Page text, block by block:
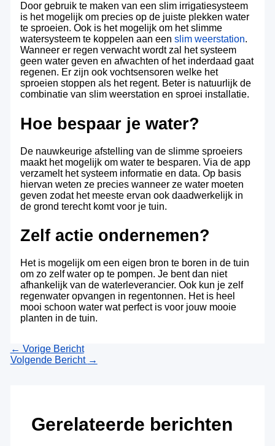
Door gebruik te maken van een slim irrigatiesysteem
is het mogelijk om precies op de juiste plekken water
te sproeien. Ook is het mogelijk om het slimme
watersysteem te koppelen aan een slim weerstation.
Wanneer er regen verwacht wordt zal het systeem
geen water geven en afwachten of het inderdaad gaat
regenen. Er zijn ook vochtsensoren welke het
sproeien stoppen als het regent. Beter is natuurlijk de
combinatie van slim weerstation en sproei installatie.
Hoe bespaar je water?
De nauwkeurige afstelling van de slimme sproeiers
maakt het mogelijk om water te besparen. Via de app
verzamelt het systeem informatie en data. Op basis
hiervan weten ze precies wanneer ze water moeten
geven zodat het meeste ervan ook daadwerkelijk in
de grond terecht komt voor je tuin.
Zelf actie ondernemen?
Het is mogelijk om een eigen bron te boren in de tuin
om zo zelf water op te pompen. Je bent dan niet
afhankelijk van de waterleverancier. Ook kun je zelf
regenwater opvangen in regentonnen. Het is heel
mooi schoon water wat perfect is voor jouw mooie
planten in de tuin.
← Vorige Bericht
Volgende Bericht →
Gerelateerde berichten